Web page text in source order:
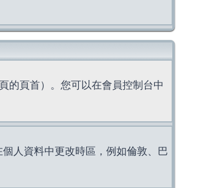
的頁首）。您可以在會員控制台中
人資料中更改時區，例如倫敦、巴